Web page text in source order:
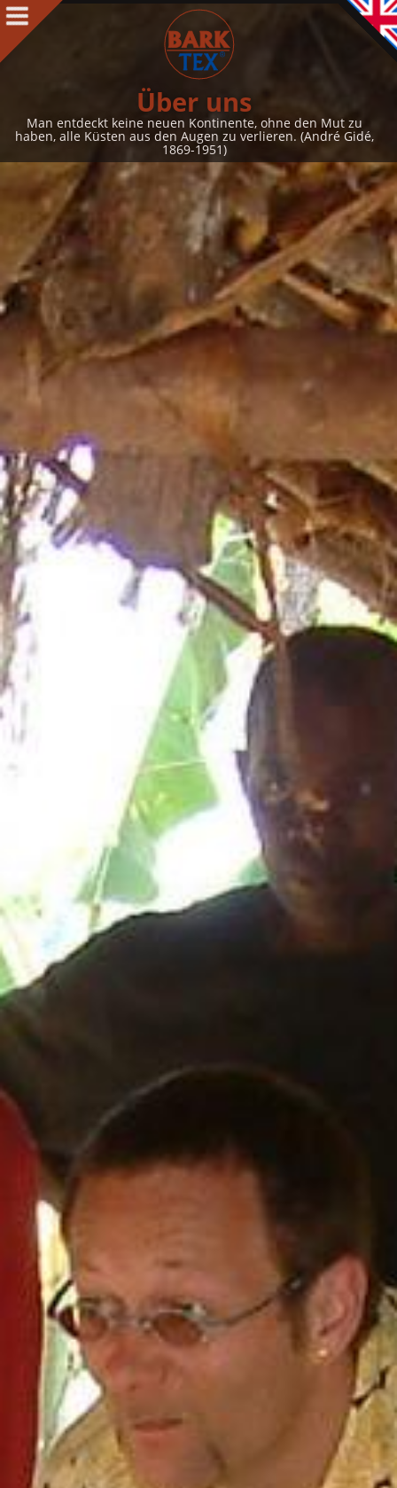
Produkte
Produkte Intro
BARK CLOTH
BARKTEX®
VegaPlac
Projekte
Über uns
Über uns Intro
Kontakt
Auszeichnungen
Team
Philosophie & Leitbild
Aktuelles
BarkWorld
Shop
Über uns
Man entdeckt keine neuen Kontinente, ohne den Mut zu
haben, alle Küsten aus den Augen zu verlieren. (André Gidé,
1869-1951)